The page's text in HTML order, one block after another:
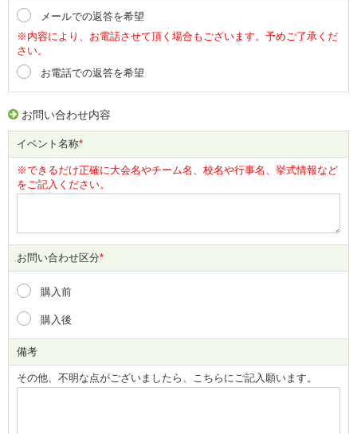
メールでの返答を希望
※内容により、お電話させて頂く場合もございます。予めご了承くだ
さい。
お電話での返答を希望
お問い合わせ内容
イベント名称*
※できるだけ正確に大会名やチーム名、校名や行事名、挙式情報など
をご記入ください。
お問い合わせ区分*
購入前
購入後
備考
その他、不明な点がございましたら、こちらにご記入願います。